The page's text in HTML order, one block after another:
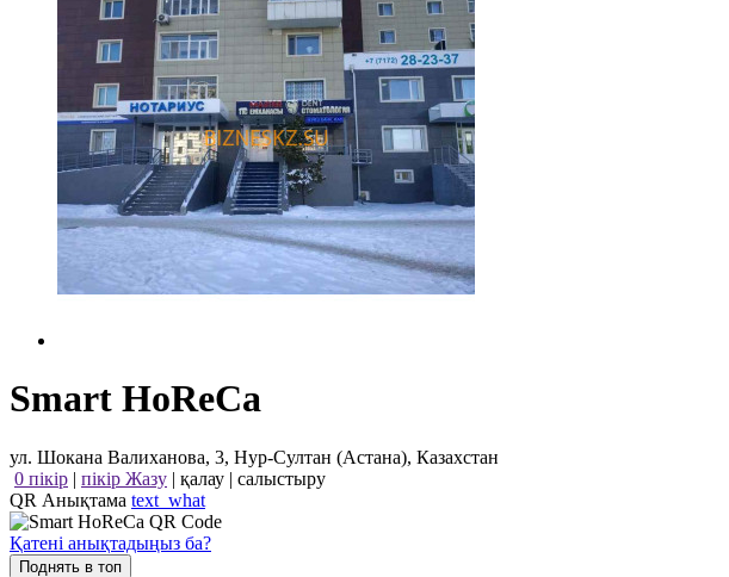
Smart HoReCa
ул. Шокана Валиханова, 3, Нур-Султан (Астана), Казахстан
0 пікір | пікір Жазу | қалау | салыстыру
QR Анықтама text_what
Қатені анықтадыңыз ба?
Поднять в топ